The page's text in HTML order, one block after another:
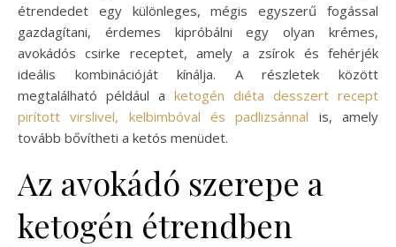
étrendedet egy különleges, mégis egyszerű fogással
gazdagítani, érdemes kipróbálni egy olyan krémes,
avokádós csirke receptet, amely a zsírok és fehérjék
ideális kombinációját kínálja. A részletek között
megtalálható például a ketogén diéta desszert recept
pirított virslivel, kelbimbóval és padlizsánnal is, amely
tovább bővítheti a ketós menüdet.
Az avokádó szerepe a
ketogén étrendben